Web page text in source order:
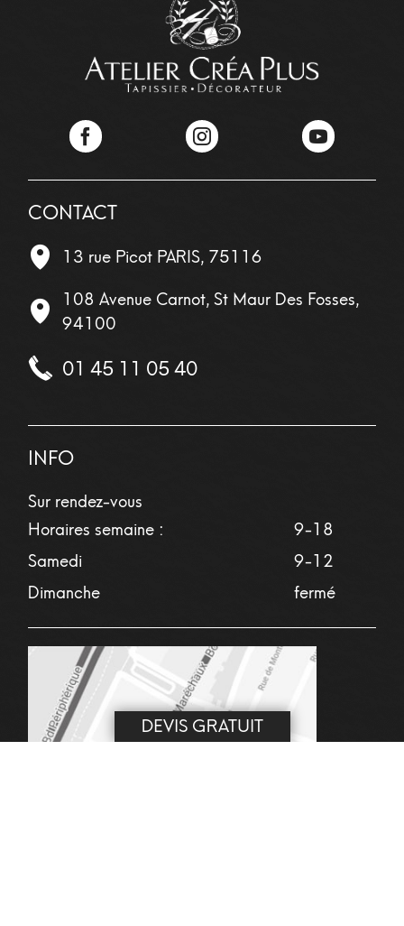
YouTube
CONTACT
13 rue Picot PARIS, 75116
108 Avenue Carnot, St Maur Des Fosses,
94100
01 45 11 05 40
INFO
Sur rendez-vous
Horaires semaine :
9-18
Samedi
9-12
Dimanche
fermé
DEVIS GRATUIT